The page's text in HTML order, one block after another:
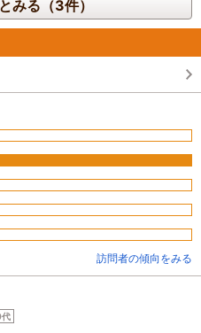
みる（3件）
訪問者の傾向をみる